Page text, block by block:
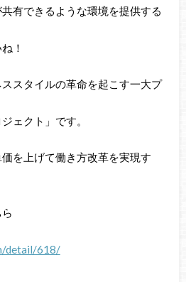
有できるような環境を提供する
！
ススタイルの革命を起こす一大プ
ェクト」です。
を上げて働き方改革を実現す
detail/618/